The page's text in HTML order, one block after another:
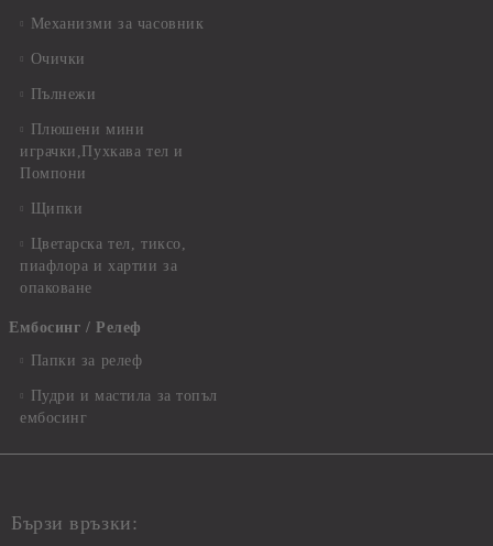
Механизми за часовник
Очички
Пълнежи
Плюшени мини
играчки,Пухкава тел и
Помпони
Щипки
Цветарска тел, тиксо,
пиафлора и хартии за
опаковане
Ембосинг / Релеф
Папки за релеф
Пудри и мастила за топъл
ембосинг
Бързи връзки: